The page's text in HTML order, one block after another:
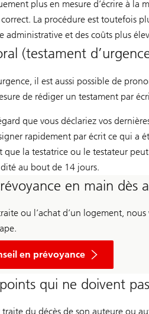
plus en mesure d’écrire à la
La procédure est toutefois
administrative et des coûts plus
(testament
il est aussi possible de
de rédiger un testament par
que vous déclariez vos
rapidement par écrit ce qui a
que la testatrice ou le testateur
au bout de 14 jours.
en main dès
ou l’achat d’un logement,
en prévoyance
qui ne doivent
du décès de son auteure ou